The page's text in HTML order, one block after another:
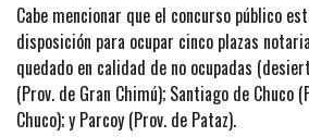
Cabe mencionar que el concurso público
disposición para ocupar cinco plazas
quedado en calidad de no ocupadas
(Prov. de Gran Chimú); Santiago de Chuco
Chuco); y Parcoy (Prov. de Pataz).